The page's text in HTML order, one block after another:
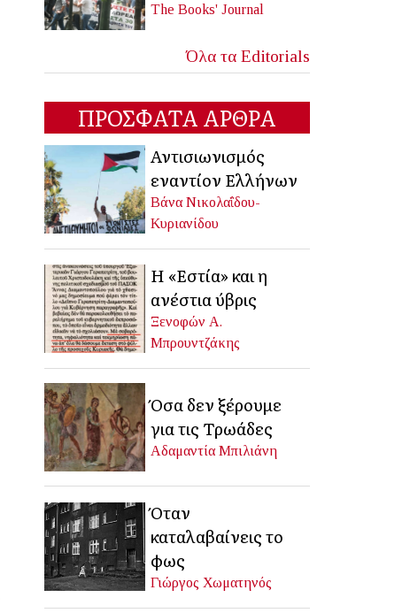
The Books' Journal
Όλα τα Editorials
ΠΡΟΣΦΑΤΑ ΑΡΘΡΑ
Αντισιωνισμός
εναντίον Ελλήνων
Βάνα Νικολαΐδου-
Κυριανίδου
Η «Εστία» και η
ανέστια ύβρις
Ξενοφών Α.
Μπρουντζάκης
Όσα δεν ξέρουμε
για τις Τρωάδες
Αδαμαντία Μπιλιάνη
Όταν
καταλαβαίνεις το
φως
Γιώργος Χωματηνός